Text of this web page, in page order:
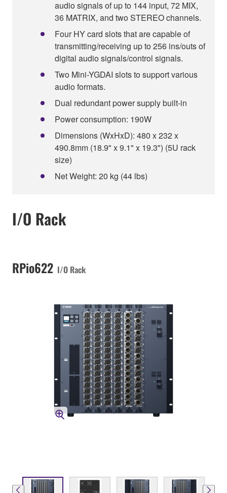
audio signals of up to 144 input, 72 MIX,
36 MATRIX, and two STEREO channels.
Four HY card slots that are capable of
transmitting/receiving up to 256 ins/outs of
digital audio signals/control signals.
Two Mini-YGDAI slots to support various
audio formats.
Dual redundant power supply built-in
Power consumption: 190W
Dimensions (WxHxD): 480 x 232 x
490.8mm (18.9" x 9.1" x 19.3") (5U rack
size)
Net Weight: 20 kg (44 lbs)
I/O Rack
RPio622 I/O Rack